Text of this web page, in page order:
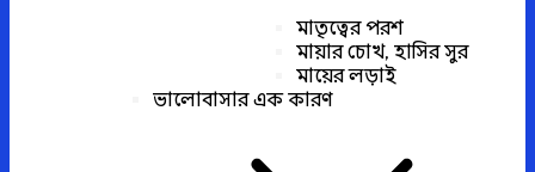
মাতৃত্বের পরশ
মায়ার চোখ, হাসির সুর
মায়ের লড়াই
ভালোবাসার এক কারণ